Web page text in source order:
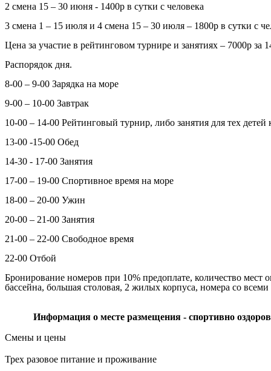
2 смена 15 – 30 июня - 1400р в сутки с человека
3 смена 1 – 15 июля и 4 смена 15 – 30 июля – 1800р в сутки с
Цена за участие в рейтинговом турнире и занятиях – 7000р за
Распорядок дня.
8-00 – 9-00 Зарядка на море
9-00 – 10-00 Завтрак
10-00 – 14-00 Рейтинговый турнир, либо занятия для тех детей
13-00 -15-00 Обед
14-30 - 17-00 Занятия
17-00 – 19-00 Спортивное время на море
18-00 – 20-00 Ужин
20-00 – 21-00 Занятия
21-00 – 22-00 Свободное время
22-00 Отбой
Бронирование номеров при 10% предоплате, количество
бассейна, большая столовая, 2 жилых корпуса, номера со всеми
Информация о месте размещения - спортивно
Смены и цены
Трех разовое питание и проживание